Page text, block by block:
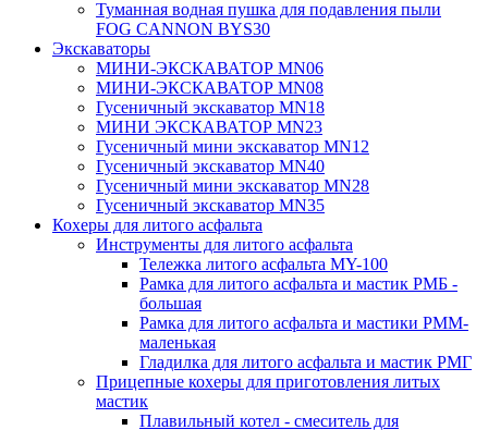
Туманная водная пушка для подавления пыли
FOG CANNON BYS30
Экскаваторы
МИНИ-ЭКСКАВАТОР MN06
МИНИ-ЭКСКАВАТОР MN08
Гусеничный экскаватор MN18
МИНИ ЭКСКАВАТОР MN23
Гусеничный мини экскаватор MN12
Гусеничный экскаватор MN40
Гусеничный мини экскаватор MN28
Гусеничный экскаватор MN35
Кохеры для литого асфальта
Инструменты для литого асфальта
Тележка литого асфальта MY-100
Рамка для литого асфальта и мастик РМБ -
большая
Рамка для литого асфальта и мастики РММ-
маленькая
Гладилка для литого асфальта и мастик РМГ
Прицепные кохеры для приготовления литых
мастик
Плавильный котел - смеситель для